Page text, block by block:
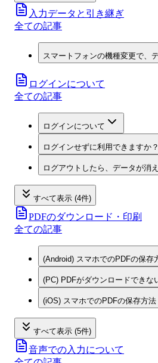
入力データと引き継ぎ
全ての記事
スマートフォンの機種変更で、
ログインについて
全ての記事
ログインについて
ログインせずに利用できますか？
ログアウトしたら、データが消
すべて表示 (4件)
PDFのダウンロード・印刷
全ての記事
(Android) スマホでのPDFの保存
(PC) PDFがダウンロードできな
(iOS) スマホでのPDFの保存方法
すべて表示 (5件)
音声での入力について